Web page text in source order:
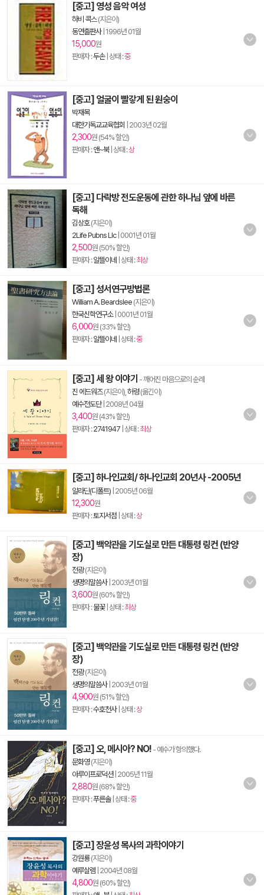
[중고] 영성 음악 여성
하비 콕스(지은이)
동연출판사| 1996년 01월
15,000원
판매자 :두손| 상태 :중
[중고] 얼굴이 빨갛게 된 원숭이
박재목
대한기독교교육협회
2003년 02월
2,300원 (54% 할인)
판매자 :앤~북| 상태 :상
[중고] 다락방 전도운동에 관한 하나님 앞에 바른
독해
김상호(지은이)
2Life Pubns Llc| 0001년 01월
2,500원 (50% 할인)
판매자 :알뜰이네 | 상태 :최상
[중고] 성서연구방법론
William A. Beardslee (지은이)
한국신학연구소| 0001년 01월
6,000원 (33% 할인)
판매자 :알뜰이네 | 상태 :중
[중고] 세 왕 이야기 - 깨어진 마음으로의 순례
진 에드워즈(지은이), 허령(옮긴이)
예수전도단| 2008년 04월
3,400원 (43% 할인)
판매자 :2741947 | 상태 :최상
[중고] 하나인교회/ 하나인교회 20년사 -2005년
알라딘(디폴트) 2005년 06월
12,300원
판매자 :토지서점 | 상태 :상
[중고] 백악관을 기도실로 만든 대통령 링컨 (반양
장)
전광(지은이)
생명의말씀사| 2003년 01월
3,600원 (60% 할인)
판매자 :물꽃| 상태 :최상
[중고] 백악관을 기도실로 만든 대통령 링컨 (반양
장)
전광(지은이)
생명의말씀사| 2003년 01월
4,900원 (51% 할인)
판매자 :수호천사| 상태 :상
[중고] 오, 메시아? NO! - 예수가 항의했다.
문화영(지은이)
아루이프로덕션| 2005년 11월
2,880원 (68% 할인)
판매자 :푸른솔| 상태 :중
[중고] 장윤성 목사의 과학이야기
강원룡(지은이)
예루살렘 2004년 08월
4,800원 (60% 할인)